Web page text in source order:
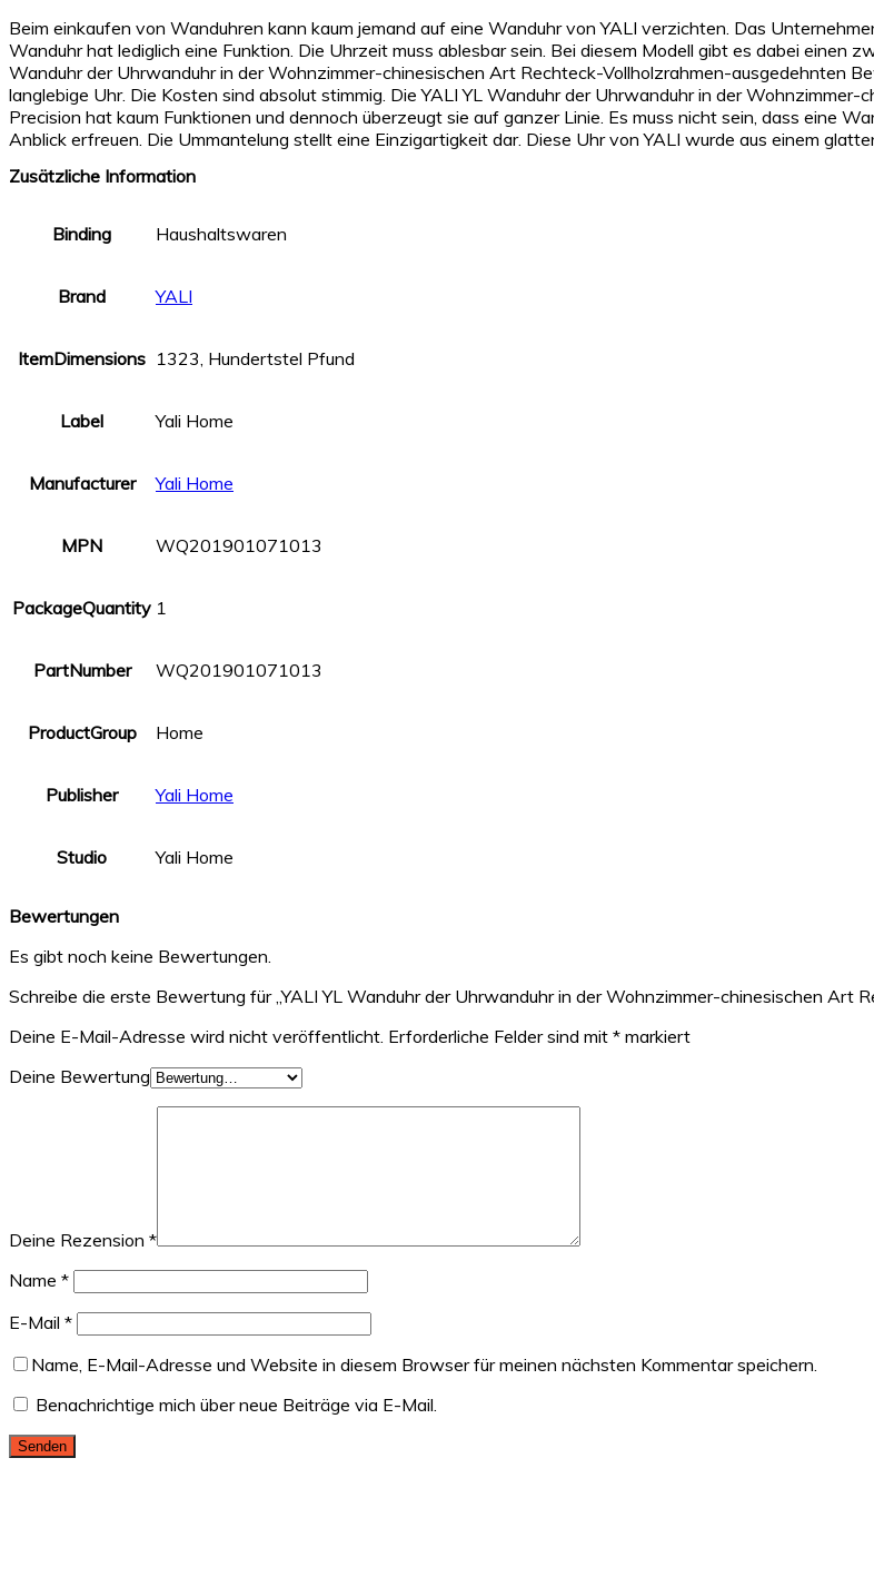
Beim einkaufen von Wanduhren kann kaum jemand auf eine Wanduhr von YALI verzichten. Das
Wanduhr hat lediglich eine Funktion. Die Uhrzeit muss ablesbar sein. Bei diesem Modell gibt es dabei einen
Wanduhr der Uhrwanduhr in der Wohnzimmer-chinesischen Art Rechteck-Vollholzrahmen-ausgedehnten
langlebige Uhr. Die Kosten sind absolut stimmig. Die YALI YL Wanduhr der Uhrwanduhr in der
Precision hat kaum Funktionen und dennoch überzeugt sie auf ganzer Linie. Es muss nicht sein, dass eine
Anblick erfreuen. Die Ummantelung stellt eine Einzigartigkeit dar. Diese Uhr von YALI wurde aus einem
Zusätzliche Information
Binding Haushaltswaren
Brand YALI
ItemDimensions 1323, Hundertstel Pfund
Label Yali Home
Manufacturer Yali Home
MPN WQ201901071013
PackageQuantity 1
PartNumber WQ201901071013
ProductGroup Home
Publisher Yali Home
Studio Yali Home
Bewertungen
Es gibt noch keine Bewertungen.
Schreibe die erste Bewertung für „YALI YL Wanduhr der Uhrwanduhr in der Wohnzimmer-chinesischen Art
Deine E-Mail-Adresse wird nicht veröffentlicht. Erforderliche Felder sind mit * markiert
Deine Bewertung
Deine Rezension *
Name *
E-Mail *
Name, E-Mail-Adresse und Website in diesem Browser für meinen nächsten Kommentar speichern.
Benachrichtige mich über neue Beiträge via E-Mail.